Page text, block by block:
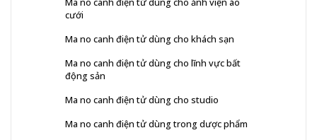
cưới
Ma no canh điện tử dùng cho khách sạn
Ma no canh điện tử dùng cho lĩnh vực bất
động sản
Ma no canh điện tử dùng cho studio
Ma no canh điện tử dùng trong dược phẩm